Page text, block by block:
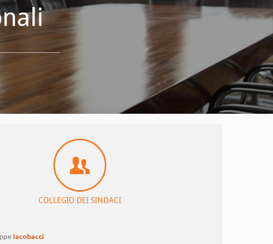
COLLEGIO DEI SINDACI
Iacobacci